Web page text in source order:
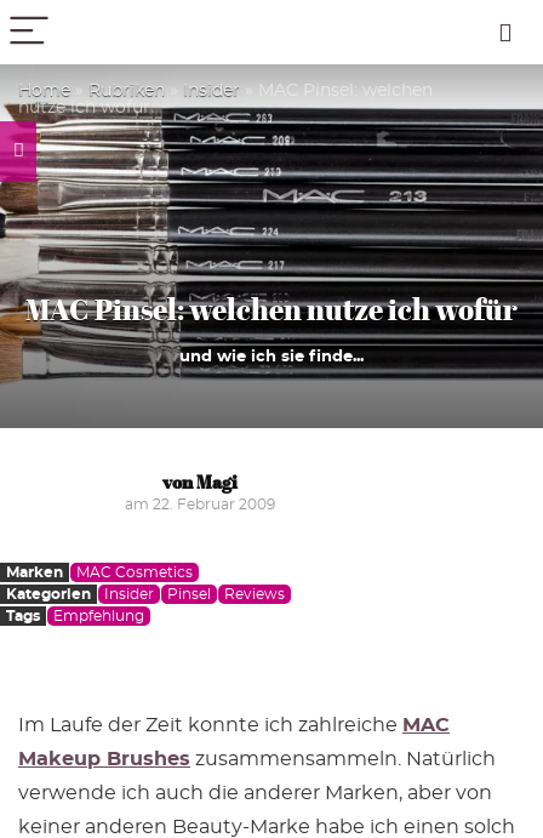
Home » Rubriken » Insider » MAC Pinsel: welchen
nutze ich wofür
MAC Pinsel: welchen nutze ich wofür
und wie ich sie finde...
von Magi
am 22. Februar 2009
Marken
MAC Cosmetics
Kategorien
Insider Pinsel
Reviews
Tags
Empfehlung
Im Laufe der Zeit konnte ich zahlreiche MAC
Makeup Brushes zusammensammeln. Natürlich
verwende ich auch die anderer Marken, aber von
keiner anderen Beauty-Marke habe ich einen solch